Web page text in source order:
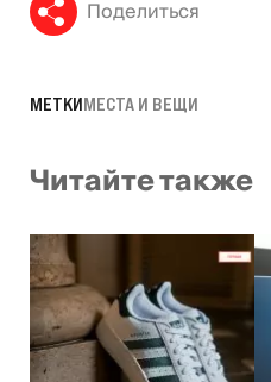
Поделиться
МЕТКИМЕСТА И ВЕЩИ
Читайте также